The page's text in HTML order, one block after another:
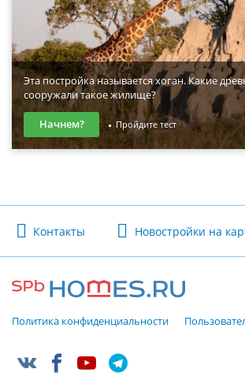
Эта постройка называется хоган. Какие
сооружали такое жилище?
Начнем? Пройдите тест
Контакты Новостройки на
Политика конфиденциальности